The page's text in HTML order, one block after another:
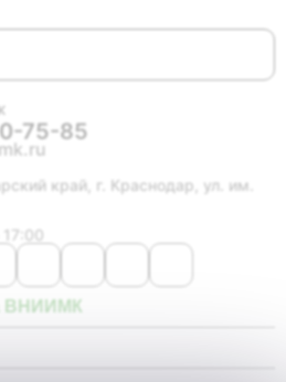
75-85
край, г. Краснодар, ул. им.
ВНИИМК